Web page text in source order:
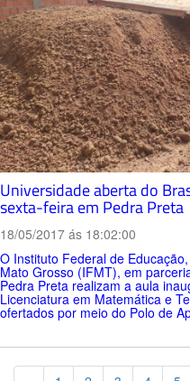
Universidade aberta do
sexta-feira em Pedra Preta
18/05/2017 ás 18:02:00
O Instituto Federal de
Mato Grosso (IFMT), em
Pedra Preta realizam a aula
Licenciatura em Matemática e
ofertados por meio do Polo de